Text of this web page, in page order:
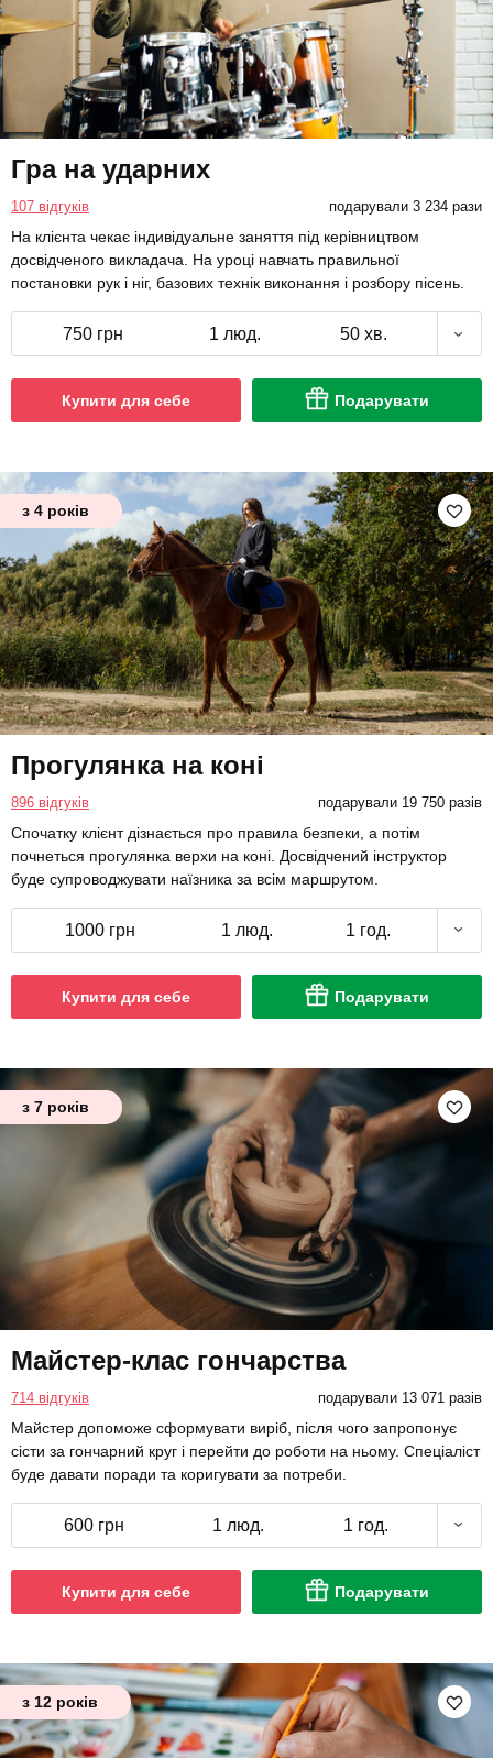
Гра на ударних
107 відгуків подарували 3 234 рази
На клієнта чекає індивідуальне заняття під керівництвом
досвідченого викладача. На уроці навчать правильної
постановки рук і ніг, базових технік виконання і розбору пісень.
750 грн 1 люд. 50 хв.
Купити для себе Подарувати
з 4 років
Прогулянка на коні
896 відгуків подарували 19 750 разів
Спочатку клієнт дізнається про правила безпеки, а потім
почнеться прогулянка верхи на коні. Досвідчений інструктор
буде супроводжувати наїзника за всім маршрутом.
1000 грн 1 люд. 1 год.
Купити для себе Подарувати
з 7 років
Майстер-клас гончарства
714 відгуків подарували 13 071 разів
Майстер допоможе сформувати виріб, після чого запропонує
сісти за гончарний круг і перейти до роботи на ньому. Спеціаліст
буде давати поради та коригувати за потреби.
600 грн 1 люд. 1 год.
Купити для себе Подарувати
з 12 років